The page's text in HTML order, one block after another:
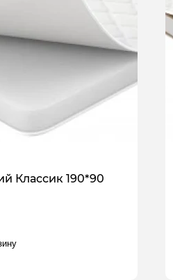
Классик 190*90